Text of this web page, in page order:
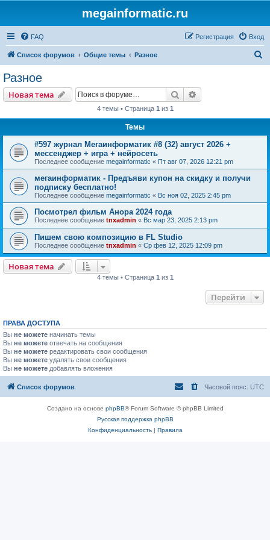
megainformatic.ru
FAQ Вход
Регистрация
Список форумов Общие темы Разное
Разное
Новая тема Поиск
4 темы • Страница 1 из 1
Темы
#597 журнал Мегаинформатик #8 (32) август 2026 +
мессенджер + игра + нейросеть
Последнее сообщение megainformatic « Пт авг 07, 2026 12:21 pm
мегаинформатик - Предъяви купон на скидку и получи
подписку бесплатно!
Последнее сообщение megainformatic « Вс ноя 02, 2025 2:45 pm
Посмотрел фильм Анора 2024 года
Последнее сообщение tnxadmin « Вс мар 23, 2025 2:13 pm
Пишем свою композицию в FL Studio
Последнее сообщение tnxadmin « Ср фев 12, 2025 12:09 pm
Новая тема
4 темы • Страница 1 из 1
Перейти
ПРАВА ДОСТУПА
Вы не можете начинать темы
Вы не можете отвечать на сообщения
Вы не можете редактировать свои сообщения
Вы не можете удалять свои сообщения
Вы не можете добавлять вложения
Список форумов Часовой пояс: UTC
Создано на основе phpBB® Forum Software © phpBB Limited
Русская поддержка phpBB
Конфиденциальность| Правила